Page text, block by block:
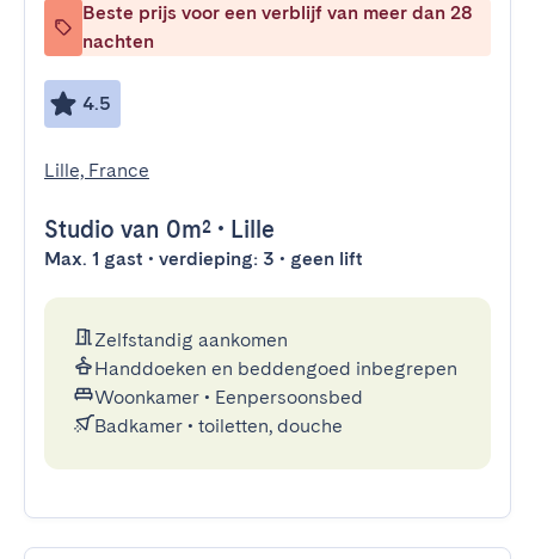
Beste prijs voor een verblijf van meer dan 28
nachten
4.5
Lille, France
Studio van 0m² • Lille
Max. 1 gast • verdieping: 3 • geen lift
Zelfstandig aankomen
Handdoeken en beddengoed inbegrepen
Woonkamer • Eenpersoonsbed
Badkamer • toiletten, douche